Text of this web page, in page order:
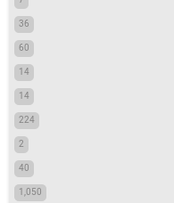
36
60
14
14
224
2
40
1,050